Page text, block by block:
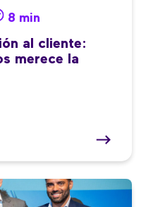
8 min
al cliente:
merece la